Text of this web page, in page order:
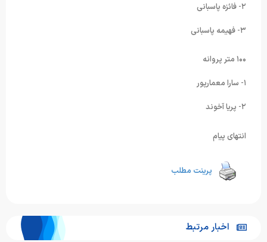
۲- فائزه پاسبانی
۳- فهیمه پاسبانی
۱۰۰ متر پروانه
۲- پریا آخوند
انتهای پیام
پرینت مطلب
اخبار مرتبط